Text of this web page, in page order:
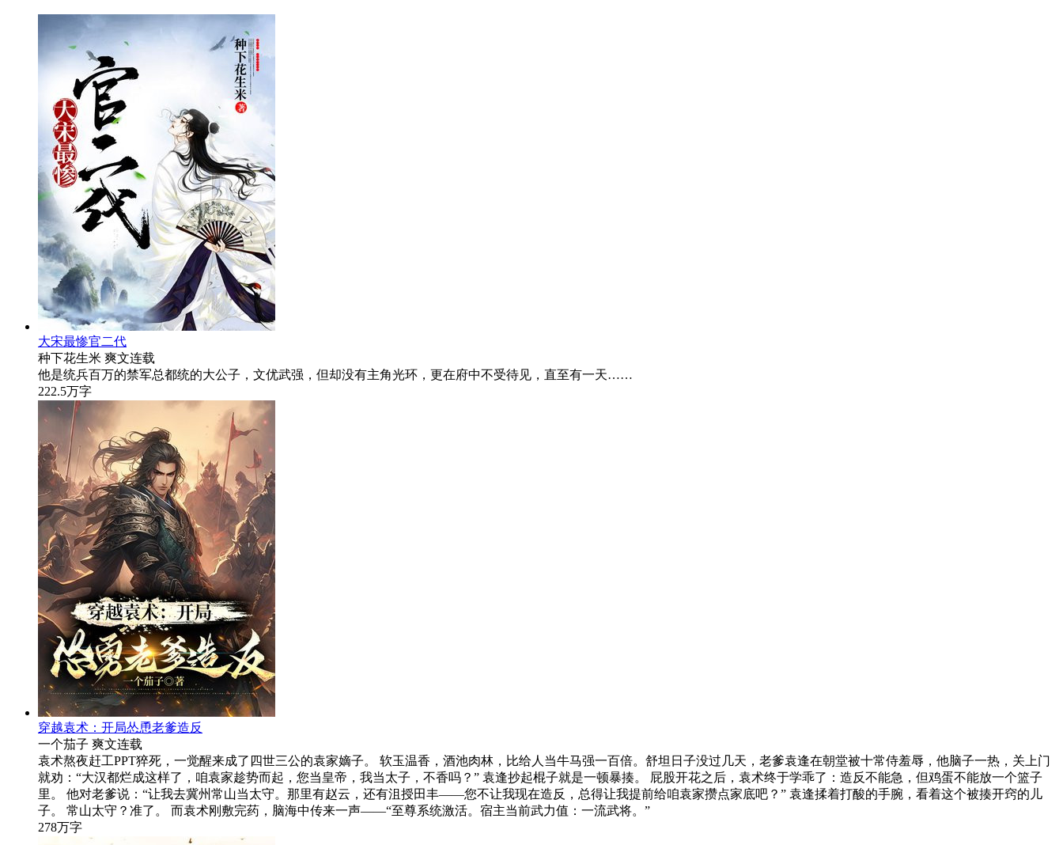
大宋最惨官二代
种下花生米 爽文连载
他是统兵百万的禁军总都统的大公子，文优武强，但却没有主角光环，更在府中不受待见，直至有一天……
222.5万字
穿越袁术：开局怂恿老爹造反
一个茄子 爽文连载
袁术熬夜赶工PPT猝死，一觉醒来成了四世三公的袁家嫡子。 软玉温香，酒池肉林，比给人当牛马强一百倍。舒坦日子没过几天，老爹袁逢在朝堂被十常侍羞辱，他脑子一热，关上门
就劝：“大汉都烂成这样了，咱袁家趁势而起，您当皇帝，我当太子，不香吗？” 袁逢抄起棍子就是一顿暴揍。 屁股开花之后，袁术终于学乖了：造反不能急，但鸡蛋不能放一个篮子
里。 他对老爹说：“让我去冀州常山当太守。那里有赵云，还有沮授田丰——您不让我现在造反，总得让我提前给咱袁家攒点家底吧？” 袁逢揉着打酸的手腕，看着这个被揍开窍的儿
子。 常山太守？准了。 而袁术刚敷完药，脑海中传来一声——“至尊系统激活。宿主当前武力值：一流武将。”
278万字